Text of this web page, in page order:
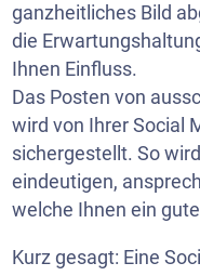
ganzheitliches Bild
die
Ihnen Einfluss.
Das Posten von
wird von Ihrer Social
sichergestellt. So
eindeutigen,
welche Ihnen ein
Kurz gesagt: Eine